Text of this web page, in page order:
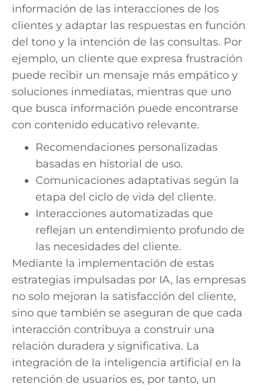
información de las interacciones de los
clientes y adaptar las respuestas en función
del tono y la intención de las consultas. Por
ejemplo, un cliente que expresa frustración
puede recibir un mensaje más empático y
soluciones inmediatas, mientras que uno
que busca información puede encontrarse
con contenido educativo relevante.
Recomendaciones personalizadas
basadas en historial de uso.
Comunicaciones adaptativas según la
etapa del ciclo de vida del cliente.
Interacciones automatizadas que
reflejan un entendimiento profundo de
las necesidades del cliente.
Mediante la implementación de estas
estrategias impulsadas por IA, las empresas
no solo mejoran la satisfacción del cliente,
sino que también se aseguran de que cada
interacción contribuya a construir una
relación duradera y significativa. La
integración de la inteligencia artificial en la
retención de usuarios es, por tanto, un